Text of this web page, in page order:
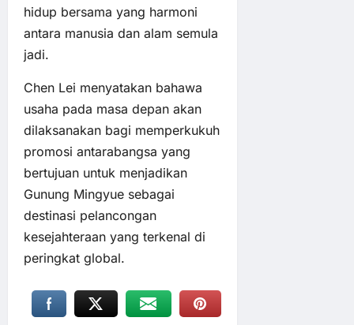
hidup bersama yang harmoni
antara manusia dan alam semula
jadi.
Chen Lei menyatakan bahawa
usaha pada masa depan akan
dilaksanakan bagi memperkukuh
promosi antarabangsa yang
bertujuan untuk menjadikan
Gunung Mingyue sebagai
destinasi pelancongan
kesejahteraan yang terkenal di
peringkat global.